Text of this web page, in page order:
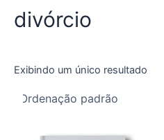
divórcio
Exibindo um único resultado